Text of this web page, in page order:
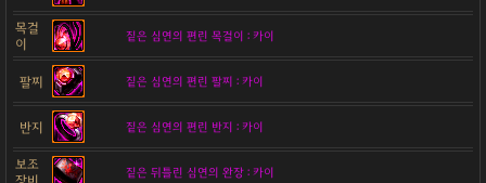
목걸
이
짙은 심연의 편린 목걸이 : 카이
팔찌 짙은 심연의 편린 팔찌 : 카이
반지 짙은 심연의 편린 반지 : 카이
보조
짙은 뒤틀린 심연의 완장 : 카이